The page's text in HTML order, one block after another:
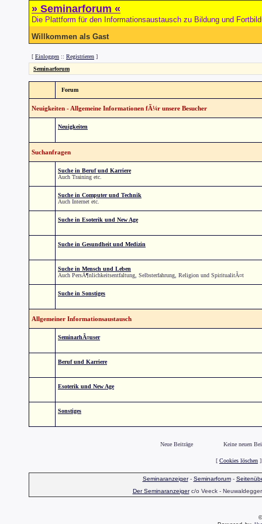
» Seminarforum «
Die Plattform für den Informationsaustausch zu Bildung und
Willkommen als Gast
[ Einloggen :: Registrieren ]
Seminarforum
Forum
Neuigkeiten - Allgemeine Informationen fÃ¼r unsere Besucher
Neuigkeiten
Suchanfragen
Suche in Beruf und Karriere
Auch Training etc.
Suche in Computer und Technik
Auch Internet etc.
Suche in Esoterik und New Age
Suche in Gesundheit und Medizin
Suche in Mensch und Leben
Auch PersÃ¶nlichkeitsentfaltung, Selbsterfahrung, Religion und SpiritualitÃ¤t
Suche in Sonstiges
Allgemeiner Informationsaustausch
SeminarhÃ¤user
Beruf und Karriere
Esoterik und New Age
Sonstiges
Neue Beiträge Keine neuen
[ Cookies löschen
Seminaranzeiger- Seminarforum-
Der Seminaranzeigerc/o Veeck -